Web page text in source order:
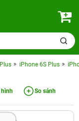
iPhone 6S Plus
hình So sánh